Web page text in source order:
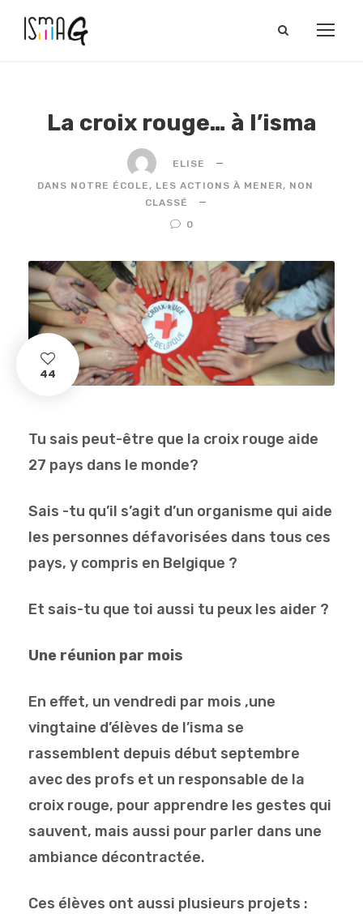
La croix rouge… à l’isma
ELISE
DANS NOTRE ÉCOLE, LES ACTIONS À MENER, NON
CLASSÉ
0
44
Tu sais peut-être que la croix rouge aide
27 pays dans le monde?
Sais -tu qu’il s’agit d’un organisme qui aide
les personnes défavorisées dans tous ces
pays, y compris en Belgique ?
Et sais-tu que toi aussi tu peux les aider ?
Une réunion par mois
En effet, un vendredi par mois ,une
vingtaine d’élèves de l’isma se
rassemblent depuis début septembre
avec des profs et un responsable de la
croix rouge, pour apprendre les gestes qui
sauvent, mais aussi pour parler dans une
ambiance décontractée.
Ces élèves ont aussi plusieurs projets :